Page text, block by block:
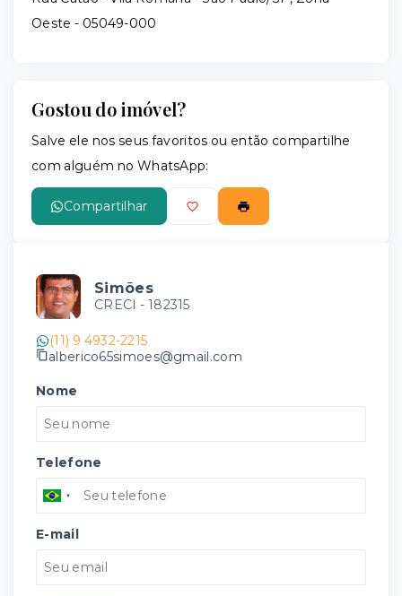
Oeste - 05049-000
Gostou do imóvel?
Salve ele nos seus favoritos ou então compartilhe
com alguém no WhatsApp:
Compartilhar
Simões
CRECI - 182315
(11) 9 4932-2215
alberico65simoes@gmail.com
Nome
Telefone
E-mail